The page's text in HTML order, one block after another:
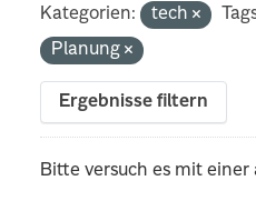
Kategorien:
tech
Planung
Ergebnisse filtern
Bitte versuch es mit einer